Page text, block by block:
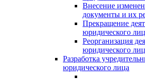
Внесение
документы и их
Прекращение
юридического
Реорганизация
юридического
Разработка
юридического лица